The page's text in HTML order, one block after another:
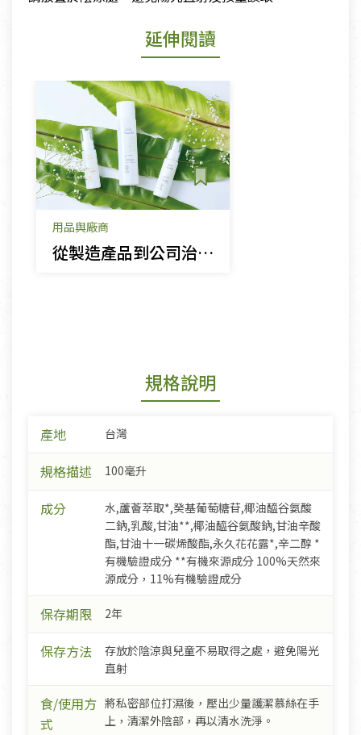
延伸閱讀
用品與廠商
從製造產品到公司治理 永佳環球落實永續精神
規格說明
產地 台灣
規格描述 100毫升
成分
水,蘆薈萃取*,癸基葡萄糖苷,椰油醯谷氨酸
二鈉,乳酸,甘油**,椰油醯谷氨酸鈉,甘油辛酸
酯,甘油十一碳烯酸酯,永久花花露*,辛二醇 *
有機驗證成分 **有機來源成分 100%天然來
源成分，11%有機驗證成分
保存期限 2年
保存方法
存放於陰涼與兒童不易取得之處，避免陽光
直射
食/使用方
式
將私密部位打濕後，壓出少量護潔慕絲在手
上，清潔外陰部，再以清水洗淨。